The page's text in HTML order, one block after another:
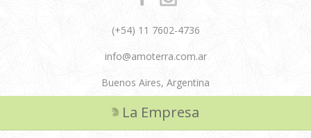
(+54) 11 7602-4736
info@amoterra.com.ar
Buenos Aires, Argentina
La Empresa